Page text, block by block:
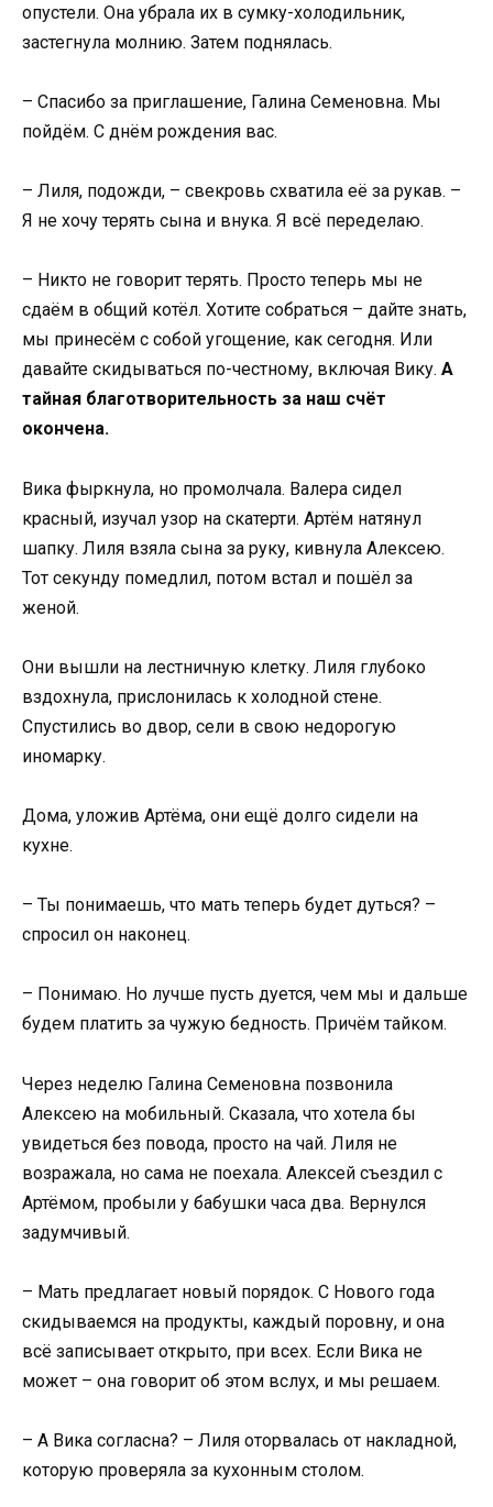
опустели. Она убрала их в сумку-холодильник,
застегнула молнию. Затем поднялась.
– Спасибо за приглашение, Галина Семеновна. Мы
пойдём. С днём рождения вас.
– Лиля, подожди, – свекровь схватила её за рукав. –
Я не хочу терять сына и внука. Я всё переделаю.
– Никто не говорит терять. Просто теперь мы не
сдаём в общий котёл. Хотите собраться – дайте знать,
мы принесём с собой угощение, как сегодня. Или
давайте скидываться по-честному, включая Вику. А
тайная благотворительность за наш счёт
окончена.
Вика фыркнула, но промолчала. Валера сидел
красный, изучал узор на скатерти. Артём натянул
шапку. Лиля взяла сына за руку, кивнула Алексею.
Тот секунду помедлил, потом встал и пошёл за
женой.
Они вышли на лестничную клетку. Лиля глубоко
вздохнула, прислонилась к холодной стене.
Спустились во двор, сели в свою недорогую
иномарку.
Дома, уложив Артёма, они ещё долго сидели на
кухне.
– Ты понимаешь, что мать теперь будет дуться? –
спросил он наконец.
– Понимаю. Но лучше пусть дуется, чем мы и дальше
будем платить за чужую бедность. Причём тайком.
Через неделю Галина Семеновна позвонила
Алексею на мобильный. Сказала, что хотела бы
увидеться без повода, просто на чай. Лиля не
возражала, но сама не поехала. Алексей съездил с
Артёмом, пробыли у бабушки часа два. Вернулся
задумчивый.
– Мать предлагает новый порядок. С Нового года
скидываемся на продукты, каждый поровну, и она
всё записывает открыто, при всех. Если Вика не
может – она говорит об этом вслух, и мы решаем.
– А Вика согласна? – Лиля оторвалась от накладной,
которую проверяла за кухонным столом.